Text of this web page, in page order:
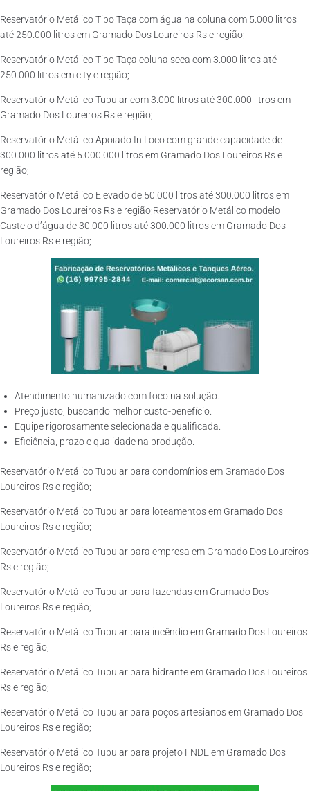
Reservatório Metálico Tipo Taça com água na coluna com 5.000 litros
até 250.000 litros em Gramado Dos Loureiros Rs e região;
Reservatório Metálico Tipo Taça coluna seca com 3.000 litros até
250.000 litros em city e região;
Reservatório Metálico Tubular com 3.000 litros até 300.000 litros em
Gramado Dos Loureiros Rs e região;
Reservatório Metálico Apoiado In Loco com grande capacidade de
300.000 litros até 5.000.000 litros em Gramado Dos Loureiros Rs e
região;
Reservatório Metálico Elevado de 50.000 litros até 300.000 litros em
Gramado Dos Loureiros Rs e região;Reservatório Metálico modelo
Castelo d’água de 30.000 litros até 300.000 litros em Gramado Dos
Loureiros Rs e região;
Atendimento humanizado com foco na solução.
Preço justo, buscando melhor custo-benefício.
Equipe rigorosamente selecionada e qualificada.
Eficiência, prazo e qualidade na produção.
Reservatório Metálico Tubular para condomínios em Gramado Dos
Loureiros Rs e região;
Reservatório Metálico Tubular para loteamentos em Gramado Dos
Loureiros Rs e região;
Reservatório Metálico Tubular para empresa em Gramado Dos Loureiros
Rs e região;
Reservatório Metálico Tubular para fazendas em Gramado Dos
Loureiros Rs e região;
Reservatório Metálico Tubular para incêndio em Gramado Dos Loureiros
Rs e região;
Reservatório Metálico Tubular para hidrante em Gramado Dos Loureiros
Rs e região;
Reservatório Metálico Tubular para poços artesianos em Gramado Dos
Loureiros Rs e região;
Reservatório Metálico Tubular para projeto FNDE em Gramado Dos
Loureiros Rs e região;